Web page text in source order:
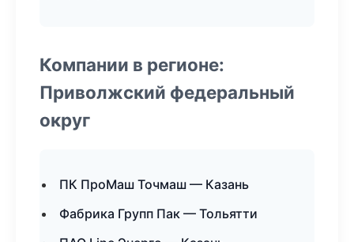
Компании в регионе:
Приволжский федеральный
округ
ПК ПроМаш Точмаш — Казань
Фабрика Групп Пак — Тольятти